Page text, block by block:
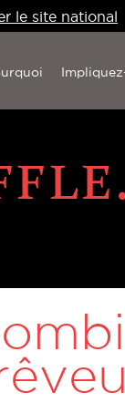
le site national